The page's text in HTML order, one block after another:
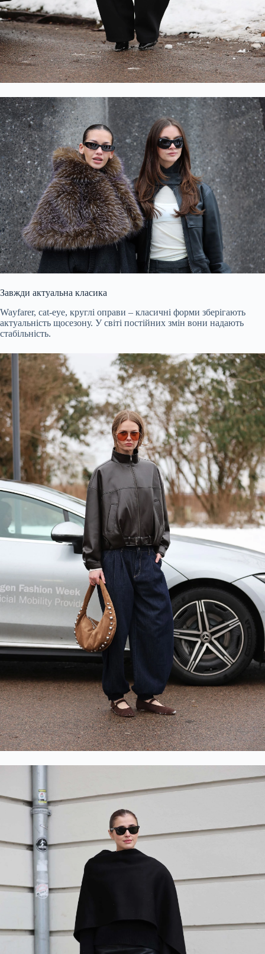
Завжди актуальна класика
Wayfarer, cat-eye, круглі оправи – класичні форми зберігають
актуальність щосезону. У світі постійних змін вони надають
стабільність.